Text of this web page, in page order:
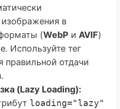
в
(WebP и AVIF)
Используйте тег
правильной отдачи
(Lazy Loading):
loading="lazy"